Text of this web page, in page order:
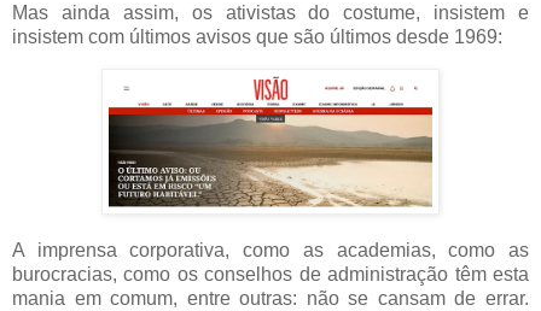
Mas ainda assim, os ativistas do costume, insistem e
insistem com últimos avisos que são últimos desde 1969:
A imprensa corporativa, como as academias, como as
burocracias, como os conselhos de administração têm esta
mania em comum, entre outras: não se cansam de errar.